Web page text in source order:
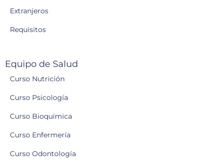
Extranjeros
Requisitos
Equipo de Salud
Curso Nutrición
Curso Psicología
Curso Bioquímica
Curso Enfermería
Curso Odontología